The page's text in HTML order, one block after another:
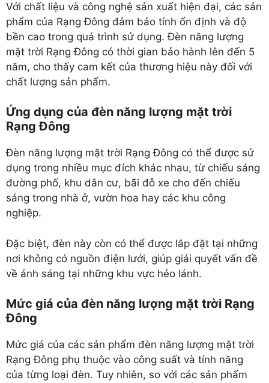
Với chất liệu và công nghệ sản xuất hiện đại, các sản
phẩm của Rạng Đông đảm bảo tính ổn định và độ
bền cao trong quá trình sử dụng. Đèn năng lượng
mặt trời Rạng Đông có thời gian bảo hành lên đến 5
năm, cho thấy cam kết của thương hiệu này đối với
chất lượng sản phẩm.
Ứng dụng của đèn năng lượng mặt trời
Rạng Đông
Đèn năng lượng mặt trời Rạng Đông có thể được sử
dụng trong nhiều mục đích khác nhau, từ chiếu sáng
đường phố, khu dân cư, bãi đỗ xe cho đến chiếu
sáng trong nhà ở, vườn hoa hay các khu công
nghiệp.
Đặc biệt, đèn này còn có thể được lắp đặt tại những
nơi không có nguồn điện lưới, giúp giải quyết vấn đề
về ánh sáng tại những khu vực hẻo lánh.
Mức giá của đèn năng lượng mặt trời Rạng
Đông
Mức giá của các sản phẩm đèn năng lượng mặt trời
Rạng Đông phụ thuộc vào công suất và tính năng
của từng loại đèn. Tuy nhiên, so với các sản phẩm